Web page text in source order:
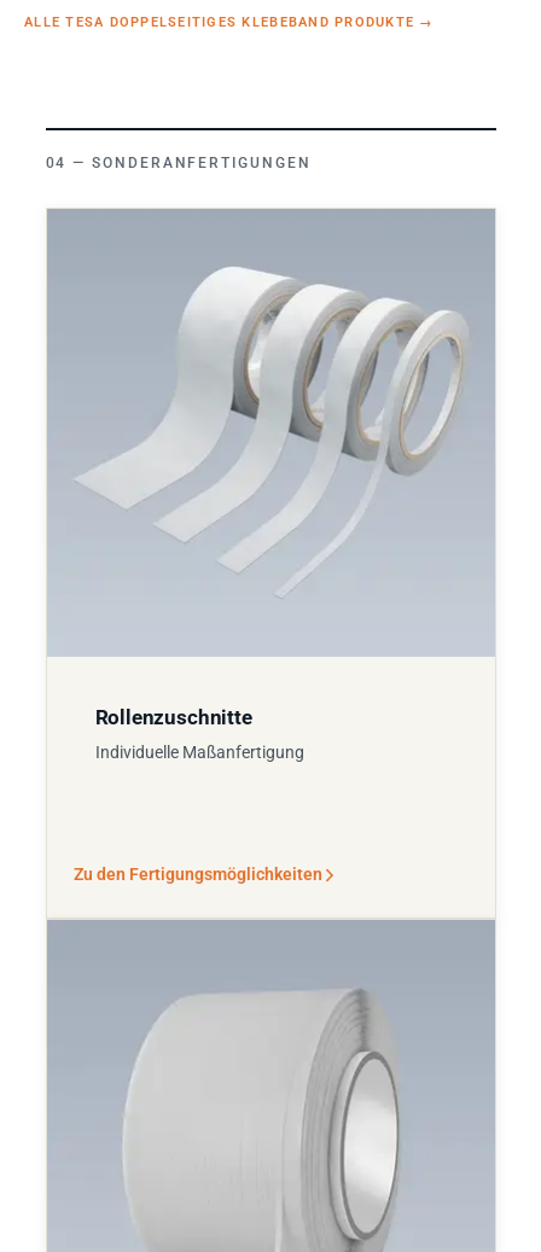
ALLE TESA DOPPELSEITIGES KLEBEBAND PRODUKTE →
SONDERANFERTIGUNGEN
Rollenzuschnitte
Individuelle Maßanfertigung
Zu den Fertigungsmöglichkeiten